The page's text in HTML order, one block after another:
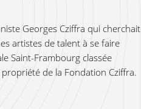
Georges Cziffra qui cherchait
artistes de talent à se faire
Saint-Frambourg classée
de la Fondation Cziffra.